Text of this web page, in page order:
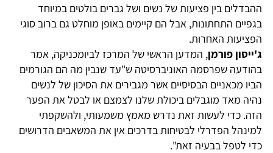
ההבדלים בין פציעות של נשים ושל גברים בולטים במיוחד
בגפיים התחתונות, אבל הם קיימים באופן מוחלט גם ברוב סוגי
הפציעות האחרות.
ג'ייסון פורמן, המדען הראשי של המרכז לביומכניקה, אמר
בהודעה שפרסמה האוניברסיטה ש"עד שנבין מה הם הגורמים
הביו מכאניים הבסיסיים אשר מגבירים את הסיכון של לנשים
נהיה מאד מוגבלים ביכולת שלנו לצמצם או לבטל את הפער
הזה. כדי לעשות זאת נדרש מאמץ משמעותי, ולהשקפתי
למינהל הפדרלי לבטיחות בדרכים אין את המשאבים הדרושים
כדי לטפל בבעיה זאת".